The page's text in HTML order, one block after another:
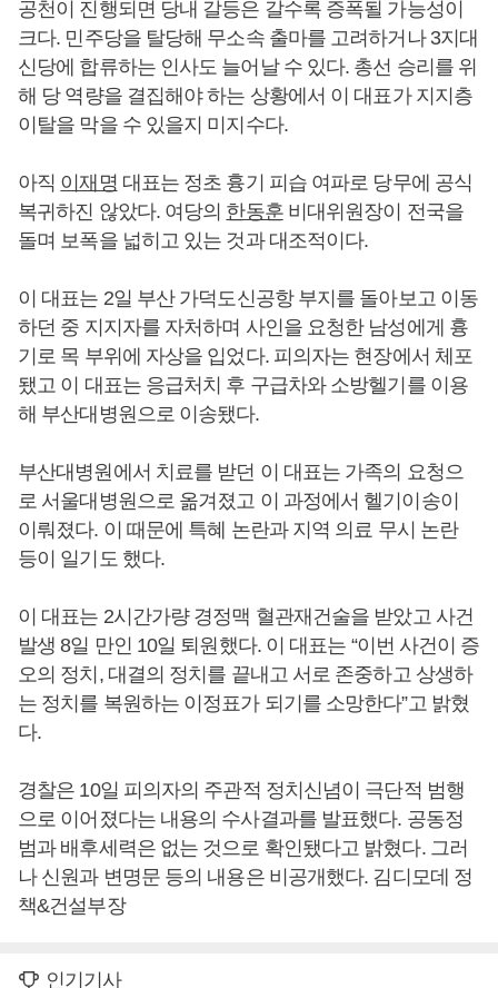
공천이 진행되면 당내 갈등은 갈수록 증폭될 가능성이
크다. 민주당을 탈당해 무소속 출마를 고려하거나 3지대
신당에 합류하는 인사도 늘어날 수 있다. 총선 승리를 위
해 당 역량을 결집해야 하는 상황에서 이 대표가 지지층
이탈을 막을 수 있을지 미지수다.
아직 이재명 대표는 정초 흉기 피습 여파로 당무에 공식
복귀하진 않았다. 여당의 한동훈비대위원장이 전국을
돌며 보폭을 넓히고 있는 것과 대조적이다.
이 대표는 2일 부산 가덕도신공항 부지를 돌아보고 이동
하던 중 지지자를 자처하며 사인을 요청한 남성에게 흉
기로 목 부위에 자상을 입었다. 피의자는 현장에서 체포
됐고 이 대표는 응급처치 후 구급차와 소방헬기를 이용
해 부산대병원으로 이송됐다.
부산대병원에서 치료를 받던 이 대표는 가족의 요청으
로 서울대병원으로 옮겨졌고 이 과정에서 헬기이송이
이뤄졌다. 이 때문에 특혜 논란과 지역 의료 무시 논란
등이 일기도 했다.
이 대표는 2시간가량 경정맥 혈관재건술을 받았고 사건
발생 8일 만인 10일 퇴원했다. 이 대표는 “이번 사건이 증
오의 정치, 대결의 정치를 끝내고 서로 존중하고 상생하
는 정치를 복원하는 이정표가 되기를 소망한다”고 밝혔
다.
경찰은 10일 피의자의 주관적 정치신념이 극단적 범행
으로 이어졌다는 내용의 수사결과를 발표했다. 공동정
범과 배후세력은 없는 것으로 확인됐다고 밝혔다. 그러
나 신원과 변명문 등의 내용은 비공개했다. 김디모데 정
책&건설부장
인기기사